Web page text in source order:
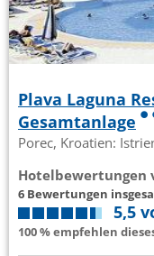
Plava Laguna
Gesamtanlage
Porec, Kroatien:
Hotelbewertungen
6 Bewertungen
5,5
100 % empfehlen